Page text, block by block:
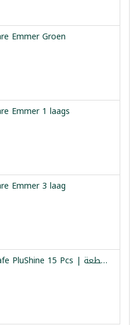
Emmer Groen
Emmer 1 laags
Emmer 3 laag
Color Safe PluShine 15 Pcs | مثبت الوان الغسيل 15 قطعة